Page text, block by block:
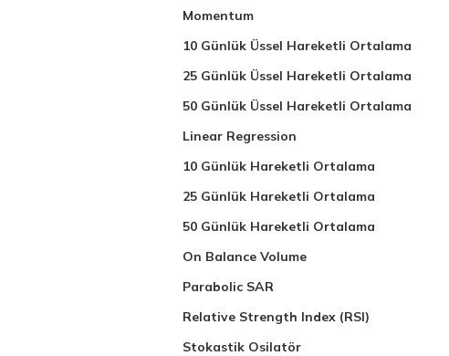
Momentum
10 Günlük Üssel Hareketli Ortalama
25 Günlük Üssel Hareketli Ortalama
50 Günlük Üssel Hareketli Ortalama
Linear Regression
10 Günlük Hareketli Ortalama
25 Günlük Hareketli Ortalama
50 Günlük Hareketli Ortalama
On Balance Volume
Parabolic SAR
Relative Strength Index (RSI)
Stokastik Osilatör